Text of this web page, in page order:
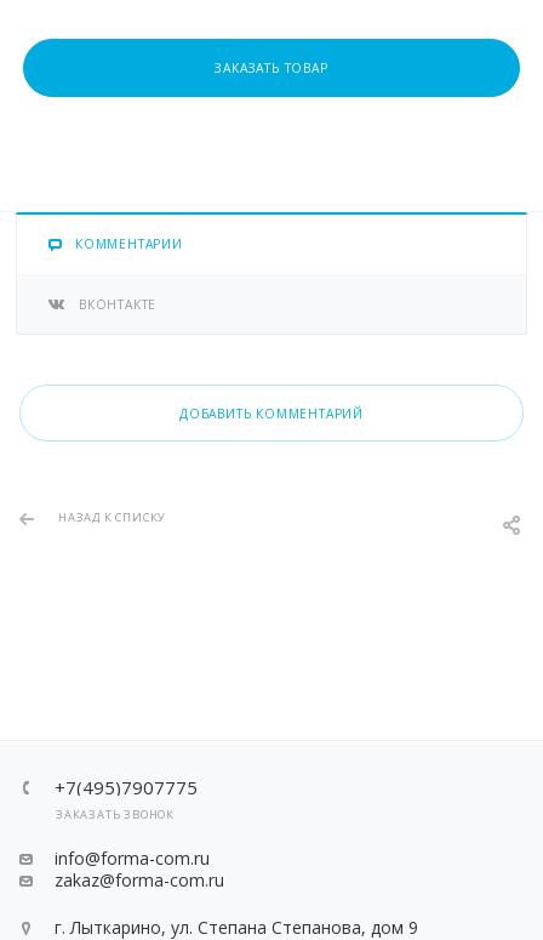
ЗАКАЗАТЬ ТОВАР
КОММЕНТАРИИ
ВКОНТАКТЕ
ДОБАВИТЬ КОММЕНТАРИЙ
НАЗАД К СПИСКУ
+7(495)7907775
ЗАКАЗАТЬ ЗВОНОК
info@forma-com.ru
zakaz@forma-com.ru
г. Лыткарино, ул. Степана Степанова, дом 9